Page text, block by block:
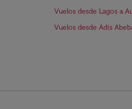
Vuelos desde Lagos a
Vuelos desde Adís